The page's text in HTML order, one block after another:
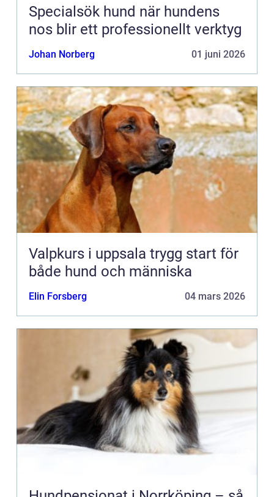
Specialsök hund när hundens
nos blir ett professionellt verktyg
Johan Norberg 01 juni 2026
Valpkurs i uppsala trygg start för
både hund och människa
Elin Forsberg 04 mars 2026